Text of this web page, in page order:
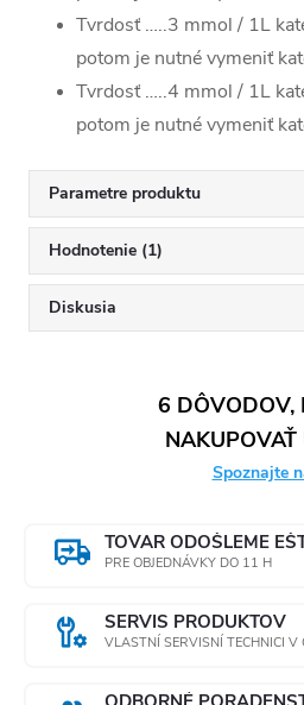
Tvrdosť …..3 mmol / 1L
potom je nutné vymeniť
Tvrdosť …..4 mmol / 1L
potom je nutné vymeniť
Parametre produktu
Hodnotenie (1)
Diskusia
6 DÔVODOV,
NAKUPOVAŤ
Spoznajte
TOVAR ODOŠLEME
PRE OBJEDNÁVKY DO 11 H
SERVIS PRODUKTOV
VLASTNÍ SERVISNÍ TECHNICI V